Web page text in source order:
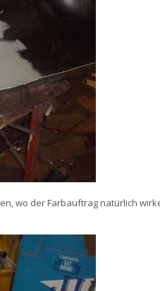
wo der Farbauftrag natürlich